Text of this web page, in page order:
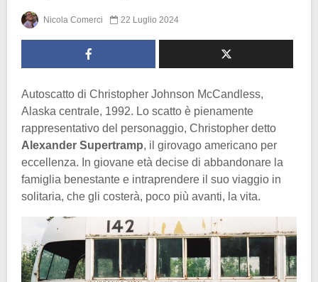
Nicola Comerci 22 Luglio 2024
Autoscatto di Christopher Johnson McCandless,
Alaska centrale, 1992. Lo scatto è pienamente
rappresentativo del personaggio, Christopher detto
Alexander Supertramp, il girovago americano per
eccellenza. In giovane età decise di abbandonare la
famiglia benestante e intraprendere il suo viaggio in
solitaria, che gli costerà, poco più avanti, la vita.